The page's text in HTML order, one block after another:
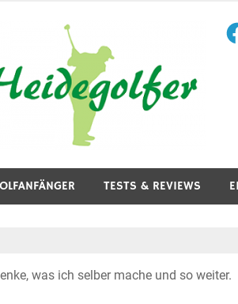
TESTS & REVIEWS
was ich selber mache und so weiter.